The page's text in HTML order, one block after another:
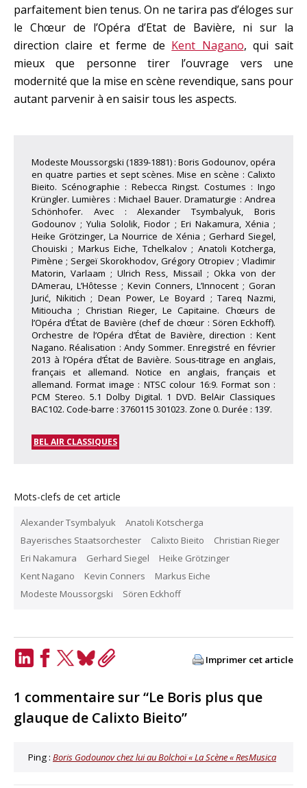
parfaitement bien tenus. On ne tarira pas d’éloges sur
le Chœur de l’Opéra d’Etat de Bavière, ni sur la
direction claire et ferme de Kent Nagano, qui sait
mieux que personne tirer l’ouvrage vers une
modernité que la mise en scène revendique, sans pour
autant parvenir à en saisir tous les aspects.
Modeste Moussorgski (1839-1881) : Boris Godounov, opéra
en quatre parties et sept scènes. Mise en scène : Calixto
Bieito. Scénographie : Rebecca Ringst. Costumes : Ingo
Krüngler. Lumières : Michael Bauer. Dramaturgie : Andrea
Schönhofer. Avec : Alexander Tsymbalyuk, Boris
Godounov ; Yulia Sololik, Fiodor ; Eri Nakamura, Xénia ;
Heike Grötzinger, La Nourrice de Xénia ; Gerhard Siegel,
Chouiski ; Markus Eiche, Tchelkalov ; Anatoli Kotcherga,
Pimène ; Sergeï Skorokhodov, Grégory Otropiev ; Vladimir
Matorin, Varlaam ; Ulrich Ress, Missaïl ; Okka von der
DAmerau, L’Hôtesse ; Kevin Conners, L’Innocent ; Goran
Jurić, Nikitich ; Dean Power, Le Boyard ; Tareq Nazmi,
Mitioucha ; Christian Rieger, Le Capitaine. Chœurs de
l’Opéra d’État de Bavière (chef de chœur : Sören Eckhoff).
Orchestre de l’Opéra d’État de Bavière, direction : Kent
Nagano. Réalisation : Andy Sommer. Enregistré en février
2013 à l’Opéra d’État de Bavière. Sous-titrage en anglais,
français et allemand. Notice en anglais, français et
allemand. Format image : NTSC colour 16:9. Format son :
PCM Stereo. 5.1 Dolby Digital. 1 DVD. BelAir Classiques
BAC102. Code-barre : 3760115 301023. Zone 0. Durée : 139’.
BEL AIR CLASSIQUES
Mots-clefs de cet article
Alexander Tsymbalyuk
Anatoli Kotscherga
Bayerisches Staatsorchester
Calixto Bieito
Christian Rieger
Eri Nakamura
Gerhard Siegel
Heike Grötzinger
Kent Nagano
Kevin Conners
Markus Eiche
Modeste Moussorgski
Sören Eckhoff
Link
Imprimer cet article
1 commentaire sur “Le Boris plus que
glauque de Calixto Bieito”
Ping : Boris Godounov chez lui au Bolchoï « La Scène « ResMusica